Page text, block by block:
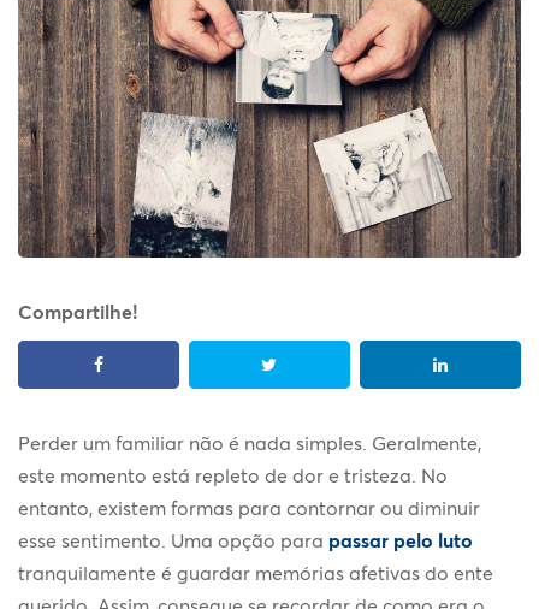
Compartilhe!
Perder um familiar não é nada simples. Geralmente,
este momento está repleto de dor e tristeza. No
entanto, existem formas para contornar ou diminuir
esse sentimento. Uma opção para passar pelo luto
tranquilamente é guardar memórias afetivas do ente